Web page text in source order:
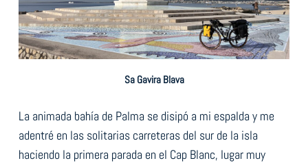
Sa Gavira Blava
La animada bahía de Palma se disipó a mi espalda y me
adentré en las solitarias carreteras del sur de la isla
haciendo la primera parada en el Cap Blanc, lugar muy